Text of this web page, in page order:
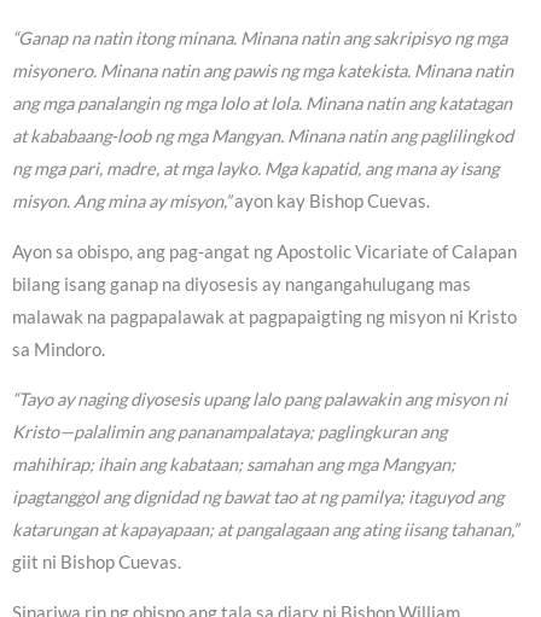
“Ganap na natin itong minana. Minana natin ang sakripisyo ng mga
misyonero. Minana natin ang pawis ng mga katekista. Minana natin
ang mga panalangin ng mga lolo at lola. Minana natin ang katatagan
at kababaang-loob ng mga Mangyan. Minana natin ang paglilingkod
ng mga pari, madre, at mga layko. Mga kapatid, ang mana ay isang
misyon. Ang mina ay misyon,”ayon kay Bishop Cuevas.
Ayon sa obispo, ang pag-angat ng Apostolic Vicariate of Calapan
bilang isang ganap na diyosesis ay nangangahulugang mas
malawak na pagpapalawak at pagpapaigting ng misyon ni Kristo
sa Mindoro.
“Tayo ay naging diyosesis upang lalo pang palawakin ang misyon ni
Kristo—palalimin ang pananampalataya; paglingkuran ang
mahihirap; ihain ang kabataan; samahan ang mga Mangyan;
ipagtanggol ang dignidad ng bawat tao at ng pamilya; itaguyod ang
katarungan at kapayapaan; at pangalagaan ang ating iisang tahanan,”
giit ni Bishop Cuevas.
Sinariwa rin ng obispo ang tala sa diary ni Bishop William